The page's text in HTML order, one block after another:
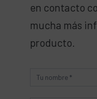
en contacto
mucha más
producto.
Producto